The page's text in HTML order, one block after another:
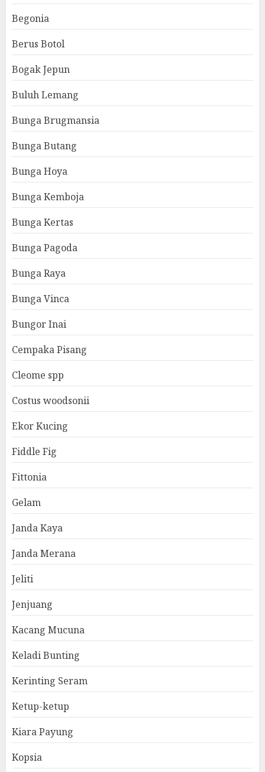
Begonia
Berus Botol
Bogak Jepun
Buluh Lemang
Bunga Brugmansia
Bunga Butang
Bunga Hoya
Bunga Kemboja
Bunga Kertas
Bunga Pagoda
Bunga Raya
Bunga Vinca
Bungor Inai
Cempaka Pisang
Cleome spp
Costus woodsonii
Ekor Kucing
Fiddle Fig
Fittonia
Gelam
Janda Kaya
Janda Merana
Jeliti
Jenjuang
Kacang Mucuna
Keladi Bunting
Kerinting Seram
Ketup-ketup
Kiara Payung
Kopsia